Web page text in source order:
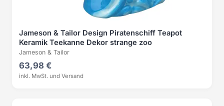
Jameson & Tailor Design Piratenschiff Teapot
Keramik Teekanne Dekor strange zoo
Jameson & Tailor
63,98 €
inkl. MwSt. und Versand